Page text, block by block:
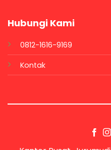
Hubungi Kami
0812-1616-9169
Kontak